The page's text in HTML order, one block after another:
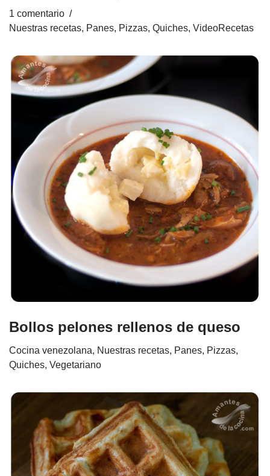
1 comentario
Nuestras recetas, Panes, Pizzas, Quiches, VideoRecetas
Bollos pelones rellenos de queso
Cocina venezolana, Nuestras recetas, Panes, Pizzas,
Quiches, Vegetariano